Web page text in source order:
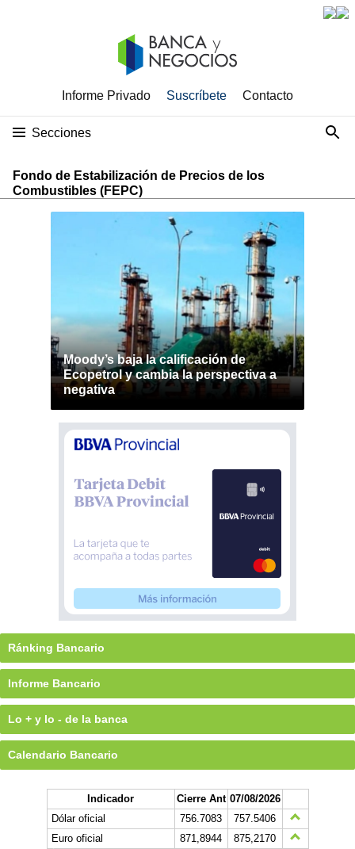
Informe Privado Suscríbete Contacto
Secciones
Fondo de Estabilización de Precios de los
Combustibles (FEPC)
Moody’s baja la calificación de
Ecopetrol y cambia la perspectiva a
negativa
Ránking Bancario
Informe Bancario
Lo + y lo - de la banca
Calendario Bancario
Indicador Cierre Ant 07/08/2026
Dólar oficial
756.7083
757.5406
Euro oficial
871,8944
875,2170